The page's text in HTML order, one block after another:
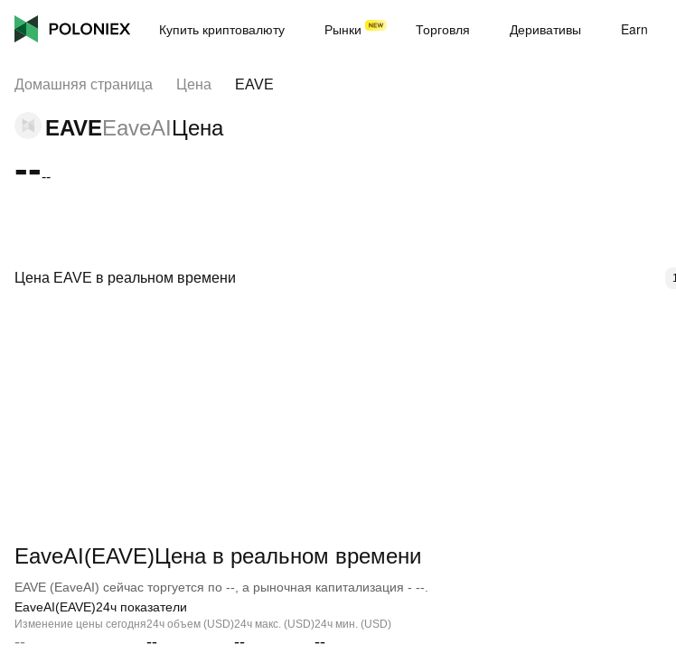
Купить криптовалюту Рынки Торговля Деривативы Earn
Домашняя страница Цена EAVE
EAVEEaveAIЦена
----
Цена EAVE в реальном времени
EaveAI(EAVE)Цена в реальном времени
EAVE (EaveAI) сейчас торгуется по --, а рыночная капитализация - --.
EaveAI(EAVE)24ч показатели
Изменение цены сегодня
--
24ч объем (USD)
--
24ч макс. (USD)
--
24ч мин. (USD)
--